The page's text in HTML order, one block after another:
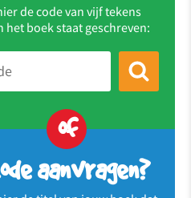
de code van vijf tekens
het boek staat geschreven:
of
aanvragen?